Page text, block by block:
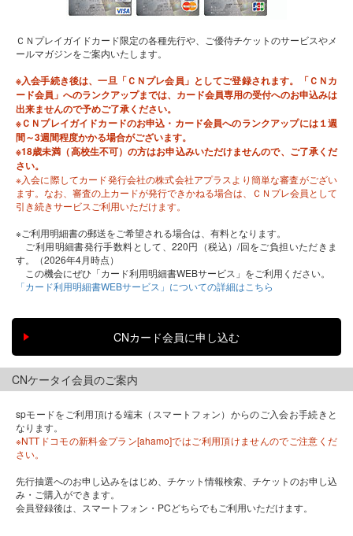
ＣＮプレイガイドカード限定の各種先行や、ご優待チケットのサービスやメ
ールマガジンをご案内いたします。
※入会手続き後は、一旦「ＣＮプレ会員」としてご登録されます。「ＣＮカ
ード会員」へのランクアップまでは、カード会員専用の受付へのお申込みは
出来ませんので予めご了承ください。
※ＣＮプレイガイドカードのお申込・カード会員へのランクアップには１週
間～3週間程度かかる場合がございます。
※18歳未満（高校生不可）の方はお申込みいただけませんので、ご了承くだ
さい。
※入会に際してカード発行会社の株式会社アプラスより簡単な審査がござい
ます。なお、審査の上カードが発行できかねる場合は、ＣＮプレ会員として
引き続きサービスご利用いただけます。
※ご利用明細書の郵送をご希望される場合は、有料となります。
ご利用明細書発行手数料として、220円（税込）/回をご負担いただきま
す。（2026年4月時点）
この機会にぜひ「カード利用明細書WEBサービス」をご利用ください。
「カード利用明細書WEBサービス」についての詳細はこちら
CNケータイ会員のご案内
spモードをご利用頂ける端末（スマートフォン）からのご入会お手続きと
なります。
※NTTドコモの新料金プラン[ahamo]ではご利用頂けませんのでご注意くだ
さい。
先行抽選へのお申し込みをはじめ、チケット情報検索、チケットのお申し込
み・ご購入ができます。
会員登録後は、スマートフォン・PCどちらでもご利用いただけます。